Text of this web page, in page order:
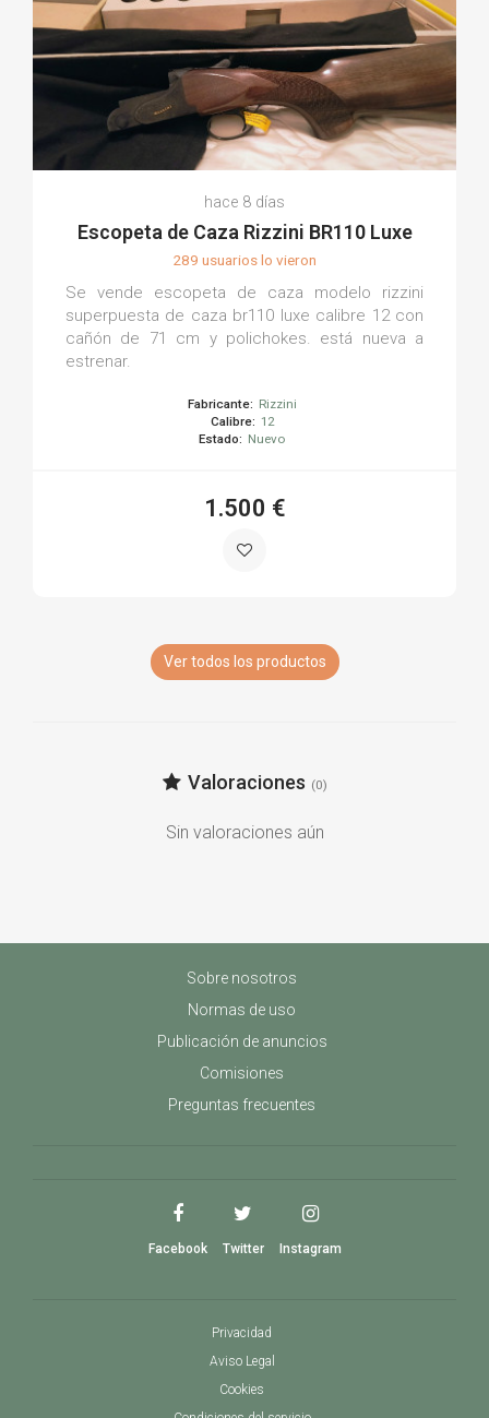
hace 8 días
Escopeta de Caza Rizzini BR110 Luxe
289 usuarios lo vieron
Se vende escopeta de caza modelo rizzini
superpuesta de caza br110 luxe calibre 12 con
cañón de 71 cm y polichokes. está nueva a
estrenar.
Fabricante: Rizzini
Calibre: 12
Estado: Nuevo
1.500 €
Ver todos los productos
Valoraciones (0)
Sin valoraciones aún
Sobre nosotros
Normas de uso
Publicación de anuncios
Comisiones
Preguntas frecuentes
Facebook Twitter Instagram
Privacidad
Aviso Legal
Cookies